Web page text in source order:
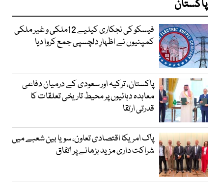
پاکستان
فیسکو کی نجکاری کیلیے 12ملکی و غیر ملکی
کمپنیوں نے اظہارِ دلچسپی جمع کروا دیا
پاکستان، ترکیہ اور سعودی کے درمیان دفاعی
معاہدہ دہائیوں پر محیط تاریخی تعلقات کا
قدرتی ارتقا
پاک امریکا اقتصادی تعاون، سویا بین شعبے میں
شراکت داری مزید بڑھانے پر اتفاق